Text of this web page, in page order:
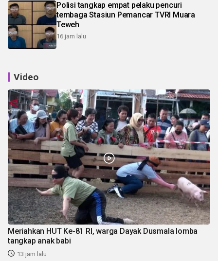
Polisi tangkap empat pelaku pencuri
tembaga Stasiun Pemancar TVRI Muara
Teweh
16 jam lalu
Video
Meriahkan HUT Ke-81 RI, warga Dayak Dusmala lomba
tangkap anak babi
13 jam lalu